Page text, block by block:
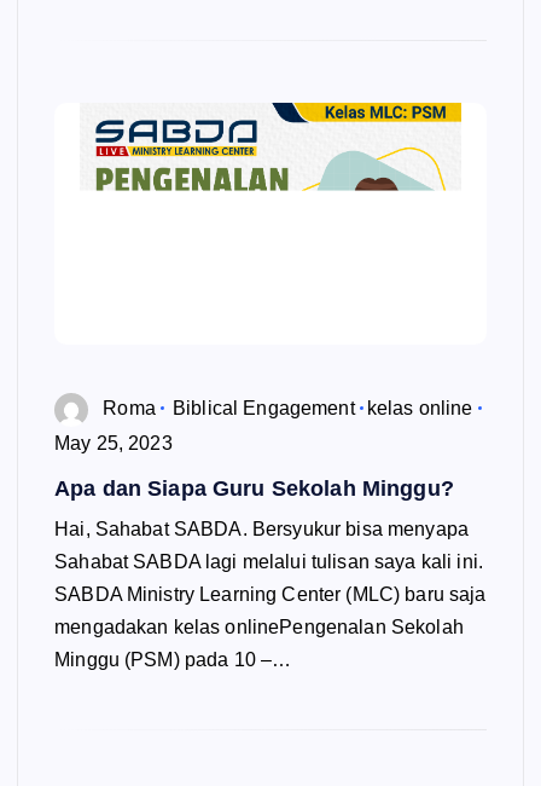
Roma Biblical Engagement
kelas online
May 25, 2023
Apa dan Siapa Guru Sekolah Minggu?
Hai, Sahabat SABDA. Bersyukur bisa menyapa
Sahabat SABDA lagi melalui tulisan saya kali ini.
SABDA Ministry Learning Center (MLC) baru saja
mengadakan kelas onlinePengenalan Sekolah
Minggu (PSM) pada 10 –…